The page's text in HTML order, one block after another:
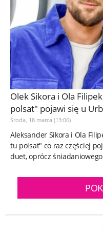
Olek Sikora i Ola
polsat" pojawi się u
Środa, 18 marca (13:06)
Aleksander Sikora i Ola
tu polsat" co raz częściej
duet, oprócz